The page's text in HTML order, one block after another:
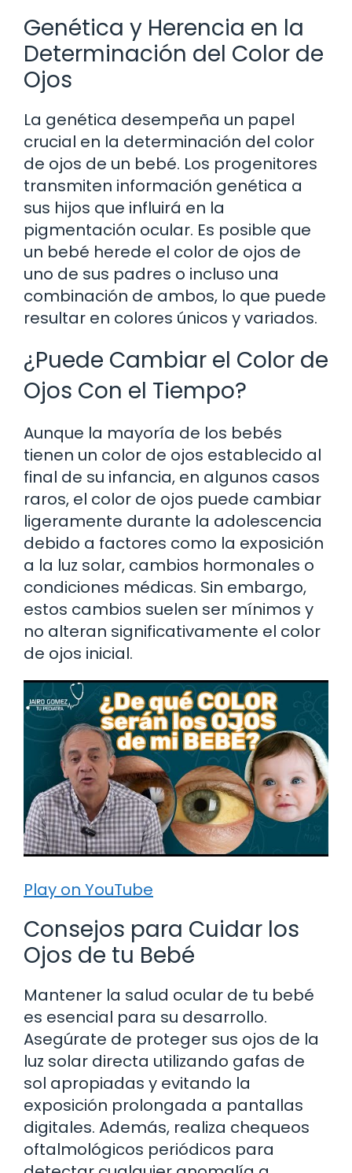
Genética y Herencia en la
Determinación del Color de
Ojos
La genética desempeña un papel
crucial en la determinación del color
de ojos de un bebé. Los progenitores
transmiten información genética a
sus hijos que influirá en la
pigmentación ocular. Es posible que
un bebé herede el color de ojos de
uno de sus padres o incluso una
combinación de ambos, lo que puede
resultar en colores únicos y variados.
¿Puede Cambiar el Color de
Ojos Con el Tiempo?
Aunque la mayoría de los bebés
tienen un color de ojos establecido al
final de su infancia, en algunos casos
raros, el color de ojos puede cambiar
ligeramente durante la adolescencia
debido a factores como la exposición
a la luz solar, cambios hormonales o
condiciones médicas. Sin embargo,
estos cambios suelen ser mínimos y
no alteran significativamente el color
de ojos inicial.
Play on YouTube
Consejos para Cuidar los
Ojos de tu Bebé
Mantener la salud ocular de tu bebé
es esencial para su desarrollo.
Asegúrate de proteger sus ojos de la
luz solar directa utilizando gafas de
sol apropiadas y evitando la
exposición prolongada a pantallas
digitales. Además, realiza chequeos
oftalmológicos periódicos para